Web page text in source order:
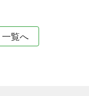
一覧へ